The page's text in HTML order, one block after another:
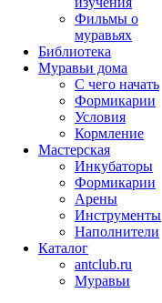
Фильмы о
муравьях
Библиотека
Муравьи дома
С чего начать
Формикарии
Условия
Кормление
Мастерская
Инкубаторы
Формикарии
Арены
Инструменты
Наполнители
Каталог
antclub.ru
Муравьи